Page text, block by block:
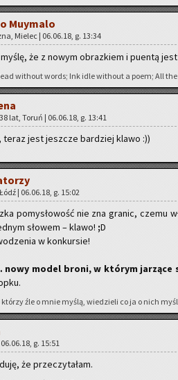
Muy­ma­lo
Mie­lec | 06.06.18, g. 13:34
myślę, że z nowym ob­raz­kiem i pu­en­tą
wi­tho­ut words; Ink idle wi­tho­ut a poem; All
lat, Toruń | 06.06.18, g. 13:41
teraz jest jesz­cze bar­dziej klawo :))
| 06.06.18, g. 15:02
po­my­sło­wość nie zna gra­nic, czemu
sło­wem – klawo! ;D
w kon­kur­sie!
nowy model broni, w któ­rym ja­rzą­ce
któ­rzy źle o mnie myślą, wie­dzie­li co ja o nich
g. 15:51
że prze­czy­ta­łam.